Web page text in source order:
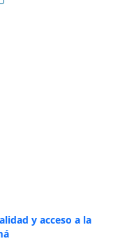
y acceso a la